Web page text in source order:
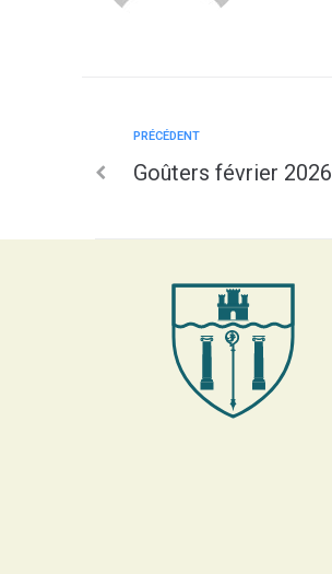
PRÉCÉDENT
Goûters février 2026